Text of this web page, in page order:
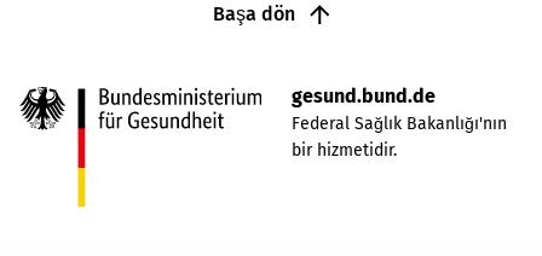
Başa dön
gesund.bund.de
Federal Sağlık Bakanlığı'nın
bir hizmetidir.